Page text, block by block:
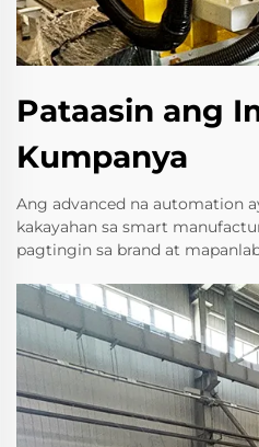
Pataasin ang
Kumpanya
Ang advanced na automation
kakayahan sa smart
pagtingin sa brand at